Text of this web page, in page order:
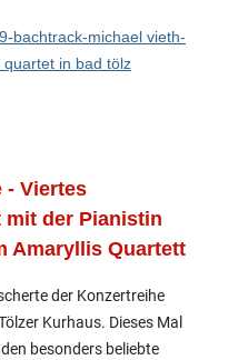
bachtrack-michael vieth-
in bad tölz
- Viertes
mit der Pianistin
Amaryllis Quartett
der Konzertreihe
Kurhaus. Dieses Mal
besonders beliebte